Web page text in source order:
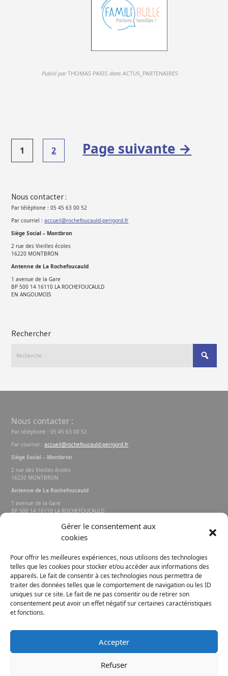
Gérer le consentement aux
cookies
Pour offrir les meilleures expériences, nous utilisons des technologies
telles que les cookies pour stocker et/ou accéder aux informations des
appareils. Le fait de consentir à ces technologies nous permettra de
traiter des données telles que le comportement de navigation ou les ID
uniques sur ce site. Le fait de ne pas consentir ou de retirer son
consentement peut avoir un effet négatif sur certaines caractéristiques
et fonctions.
Accepter
Refuser
Publié par THOMAS PARIS dans ACTUS_PARTENAIRES
Pagination
des
publications
1 2 Page suivante →
Nous contacter :
Par téléphone : 05 45 63 00 52
Par courriel :accueil@rochefoucauld-perigord.fr
Siège Social – Montbron
2 rue des Vieilles écoles
16220 MONTBRON
Antenne de La Rochefoucauld
1 avenue de la Gare
BP 500 14 16110 LA ROCHEFOUCAULD
EN ANGOUMOIS
Rechercher
Nous contacter :
Par téléphone : 05 45 63 00 52
Par courriel :accueil@rochefoucauld-perigord.fr
Siège Social – Montbron
2 rue des Vieilles écoles
16220 MONTBRON
Antenne de La Rochefoucauld
1 avenue de la Gare
BP 500 14 16110 LA ROCHEFOUCAULD